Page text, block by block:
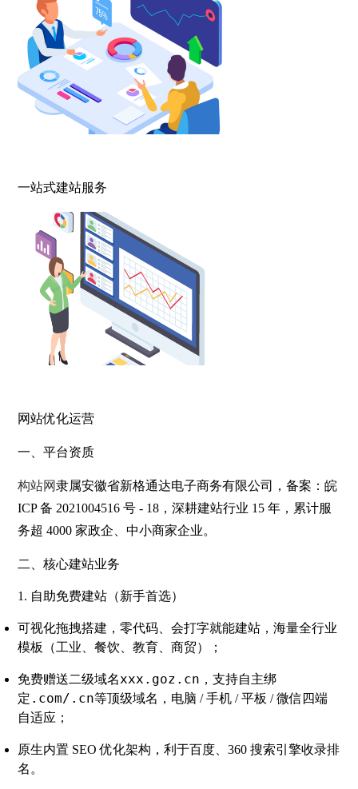
一站式建站服务
网站优化运营
一、平台资质
构站网隶属安徽省新格通达电子商务有限公司
，备案：皖
ICP 备 2021004516 号 - 18，深耕建站行业 15 年，累计服
务超 4000 家政企、中小商家企业。
二、核心建站业务
1. 自助免费建站（新手首选）
可视化拖拽搭建，零代码、会打字就能建站 ，海量全行业
模板（工业、餐饮、教育、商贸）；
免费赠送二级域名xxx.goz.cn ，支持自主绑
定 .com/.cn等顶级域名，电脑 / 手机 / 平板 / 微信四端
自适应；
原生内置 SEO 优化架构，利于百度、360 搜索引擎收录排
名。